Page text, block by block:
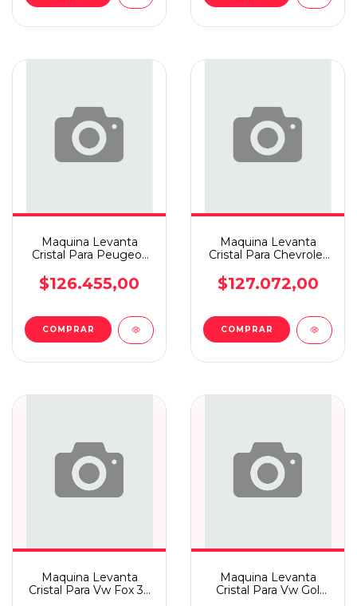
Maquina Levanta
Cristal Para Peugeot
$126.455,00
COMPRAR
Maquina Levanta
Cristal Para Chevrolet
$127.072,00
COMPRAR
Maquina Levanta
Cristal Para Vw Fox 3p
Maquina Levanta
Cristal Para Vw Gol